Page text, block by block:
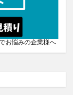
お悩みの企業様へ